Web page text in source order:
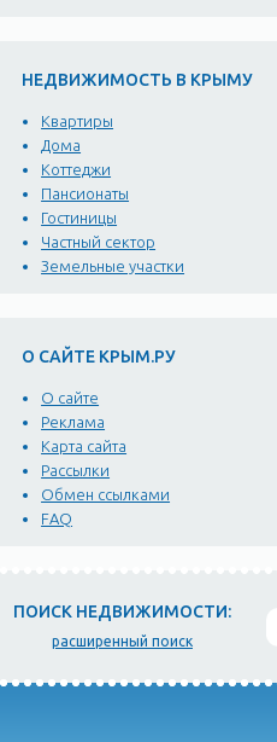
НЕДВИЖИМОСТЬ В КРЫМУ
Квартиры
Дома
Коттеджи
Пансионаты
Гостиницы
Частный сектор
Земельные участки
О САЙТЕ КРЫМ.РУ
О сайте
Реклама
Карта сайта
Рассылки
Обмен ссылками
FAQ
ПОИСК НЕДВИЖИМОСТИ:
расширенный поиск